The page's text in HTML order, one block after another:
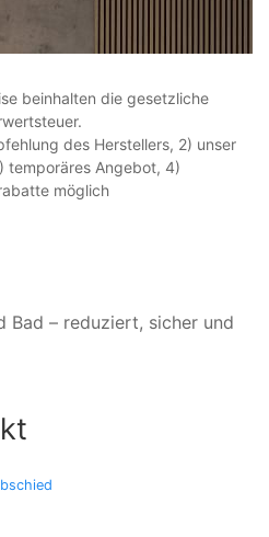
beinhalten die gesetzliche
des Herstellers, 2) unser
temporäres Angebot, 4)
möglich
Bad – reduziert, sicher und